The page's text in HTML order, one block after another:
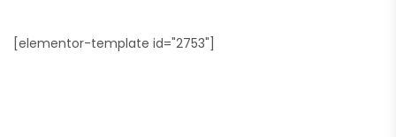
[elementor-template id="2753"]